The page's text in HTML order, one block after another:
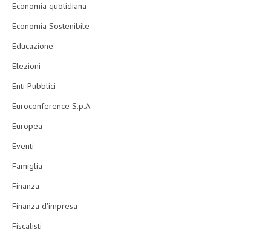
Economia quotidiana
Economia Sostenibile
Educazione
Elezioni
Enti Pubblici
Euroconference S.p.A.
Europea
Eventi
Famiglia
Finanza
Finanza d'impresa
Fiscalisti